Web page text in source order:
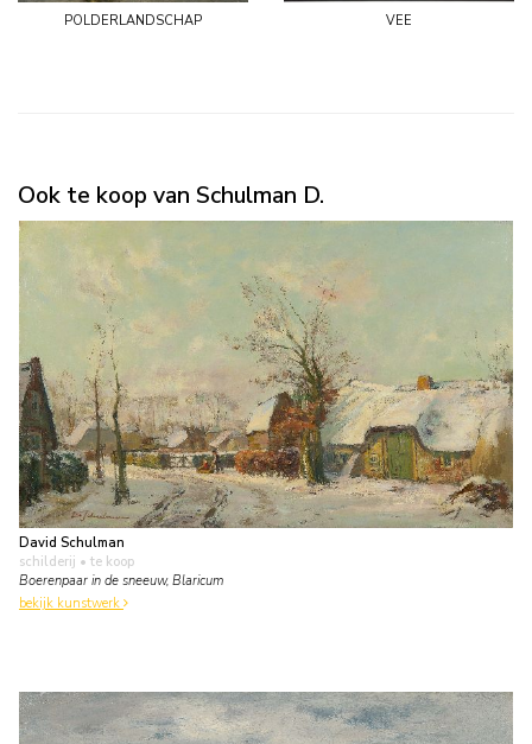
polderlandschap vee
Ook te koop van Schulman D.
David Schulman
schilderij • te koop
Boerenpaar in de sneeuw, Blaricum
bekijk kunstwerk